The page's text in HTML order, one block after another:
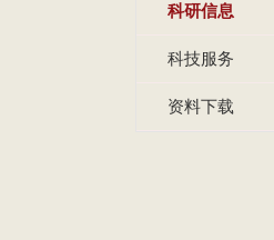
科研信息
科技服务
资料下载